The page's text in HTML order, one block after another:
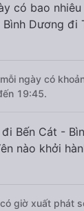
có bao
Dương đi
ngày có
19:45.
Bến Cát -
nào khởi
giờ xuất phát